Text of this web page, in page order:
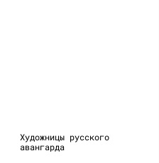
Художницы русского
авангарда